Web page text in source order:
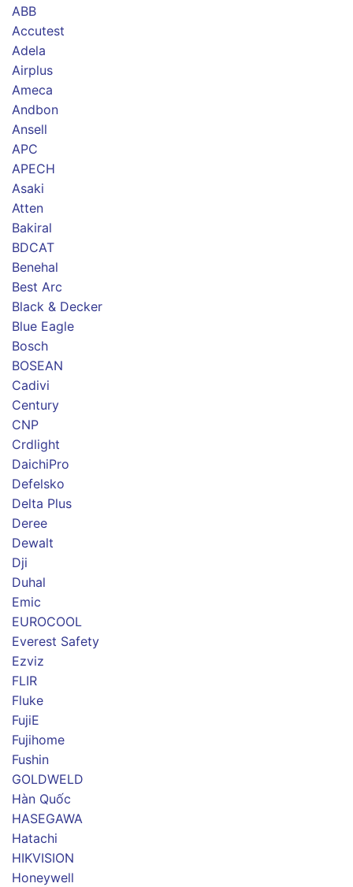
ABB
Accutest
Adela
Airplus
Ameca
Andbon
Ansell
APC
APECH
Asaki
Atten
Bakiral
BDCAT
Benehal
Best Arc
Black & Decker
Blue Eagle
Bosch
BOSEAN
Cadivi
Century
CNP
Crdlight
DaichiPro
Defelsko
Delta Plus
Deree
Dewalt
Dji
Duhal
Emic
EUROCOOL
Everest Safety
Ezviz
FLIR
Fluke
FujiE
Fujihome
Fushin
GOLDWELD
Hàn Quốc
HASEGAWA
Hatachi
HIKVISION
Honeywell